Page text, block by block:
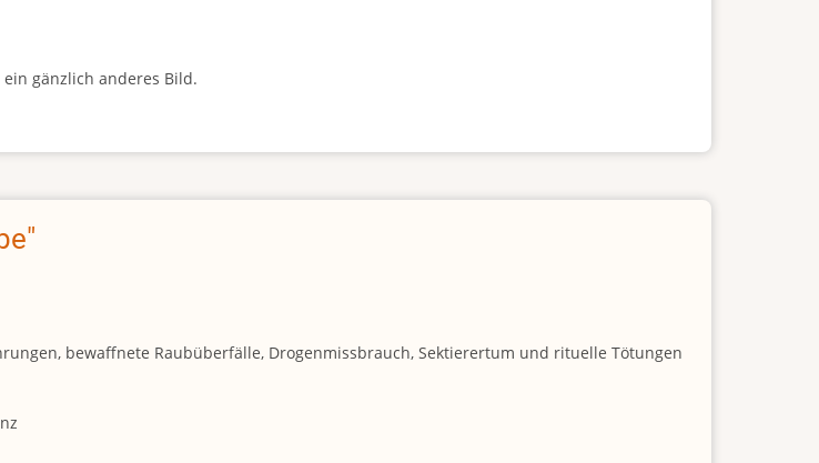
gänzlich anderes Bild.
bewaffnete Raubüberfälle, Drogenmissbrauch, Sektierertum und rituelle Tötungen